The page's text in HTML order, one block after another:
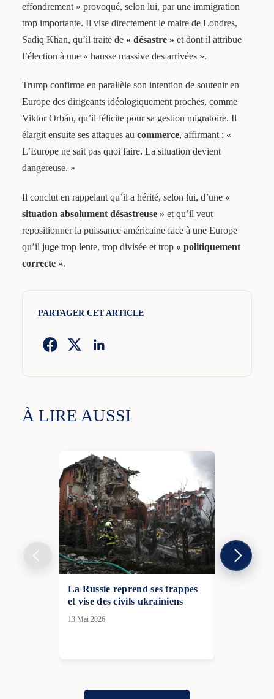
effondrement » provoqué, selon lui, par une immigration
trop importante. Il vise directement le maire de Londres,
Sadiq Khan, qu’il traite de « désastre » et dont il attribue
l’élection à une « hausse massive des arrivées ».
Trump confirme en parallèle son intention de soutenir en
Europe des dirigeants idéologiquement proches, comme
Viktor Orbán, qu’il félicite pour sa gestion migratoire. Il
élargit ensuite ses attaques au commerce, affirmant : «
L’Europe ne sait pas quoi faire. La situation devient
dangereuse. »
Il conclut en rappelant qu’il a hérité, selon lui, d’une «
situation absolument désastreuse » et qu’il veut
repositionner la puissance américaine face à une Europe
qu’il juge trop lente, trop divisée et trop « politiquement
correcte ».
PARTAGER CET ARTICLE
À LIRE AUSSI
La Russie reprend ses frappes
et vise des civils ukrainiens
13 Mai 2026